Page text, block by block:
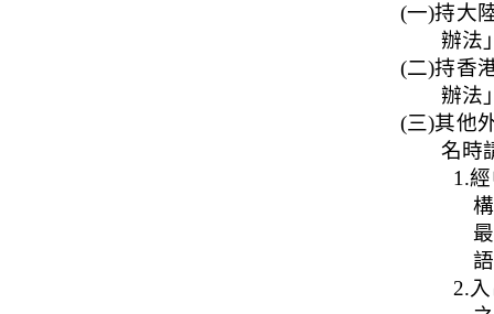
(一)持大
辦法
(二)持香
辦法
(三)其他
名時
1.
2.